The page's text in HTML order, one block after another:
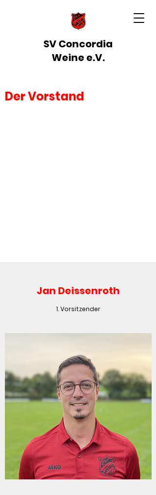
SV Concordia
Weine e.V.
Der Vorstand
Jan Deissenroth
1. Vorsitzender